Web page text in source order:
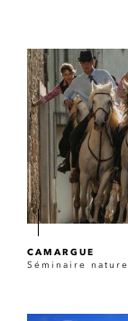
CAMARGUE
Séminaire nature